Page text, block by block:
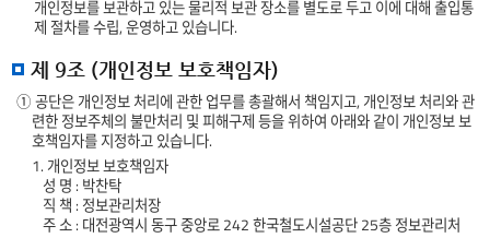
개인정보를 보관하고 있는 물리적 보관 장소를 별도로 두고 이에 대해 출입통
제 절차를 수립, 운영하고 있습니다.
제 9조 (개인정보 보호책임자)
① 공단은 개인정보 처리에 관한 업무를 총괄해서 책임지고, 개인정보 처리와 관
련한 정보주체의 불만처리 및 피해구제 등을 위하여 아래와 같이 개인정보 보
호책임자를 지정하고 있습니다.
1. 개인정보 보호책임자
성 명 : 박찬탁
직 책 : 정보관리처장
주 소 : 대전광역시 동구 중앙로 242 한국철도시설공단 25층 정보관리처